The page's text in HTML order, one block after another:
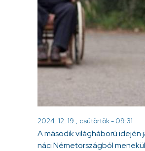
2024. 12. 19., csütörtök - 09:31
A második világháború idején
náci Németországból